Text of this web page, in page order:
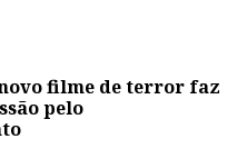
filme de terror faz
pelo